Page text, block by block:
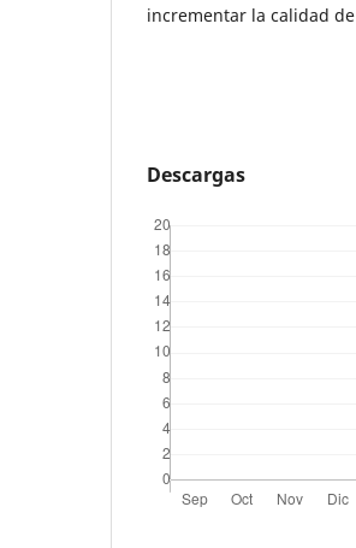
incrementar la calidad
Descargas